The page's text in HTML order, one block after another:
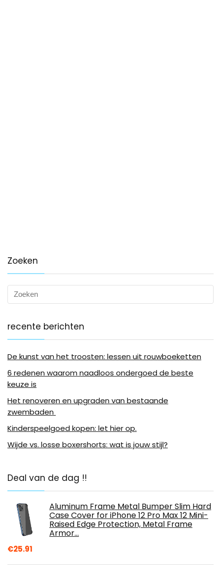
Zoeken
recente berichten
De kunst van het troosten: lessen uit rouwboeketten
6 redenen waarom naadloos ondergoed de beste
keuze is
Het renoveren en upgraden van bestaande
zwembaden
Kinderspeelgoed kopen: let hier op.
Wijde vs. losse boxershorts: wat is jouw stijl?
Deal van de dag !!
Aluminum Frame Metal Bumper Slim Hard
Case Cover for iPhone 12 Pro Max 12 Mini-
Raised Edge Protection, Metal Frame
Armor…
€25.91